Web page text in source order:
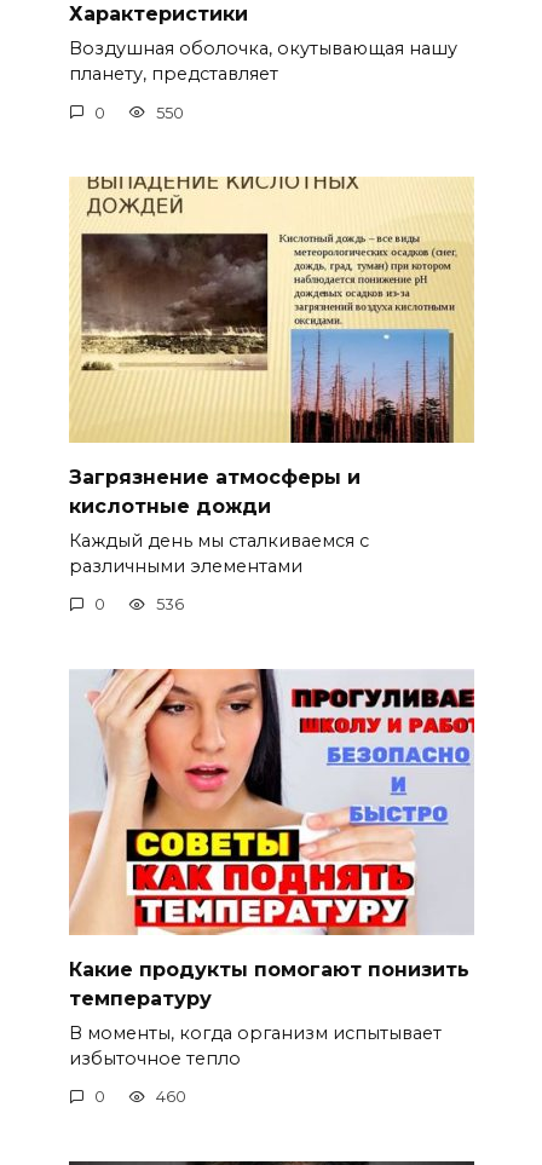
Характеристики
Воздушная оболочка, окутывающая нашу
планету, представляет
0 550
Загрязнение атмосферы и
кислотные дожди
Каждый день мы сталкиваемся с
различными элементами
0 536
Какие продукты помогают понизить
температуру
В моменты, когда организм испытывает
избыточное тепло
0 460